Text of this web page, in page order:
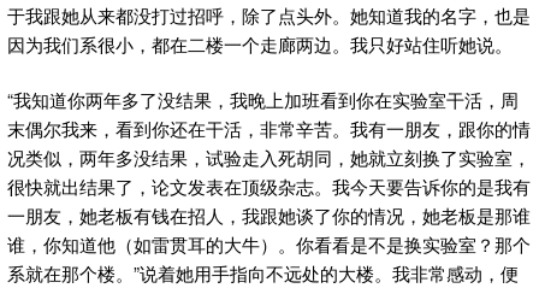
于我跟她从来都没打过招呼，除了点头外。她知道我的名字，也是
因为我们系很小，都在二楼一个走廊两边。我只好站住听她说。
“我知道你两年多了没结果，我晚上加班看到你在实验室干活，周
末偶尔我来，看到你还在干活，非常辛苦。我有一朋友，跟你的情
况类似，两年多没结果，试验走入死胡同，她就立刻换了实验室，
很快就出结果了，论文发表在顶级杂志。我今天要告诉你的是我有
一朋友，她老板有钱在招人，我跟她谈了你的情况，她老板是那谁
谁，你知道他（如雷贯耳的大牛）。你看看是不是换实验室？那个
系就在那个楼。”说着她用手指向不远处的大楼。我非常感动，便